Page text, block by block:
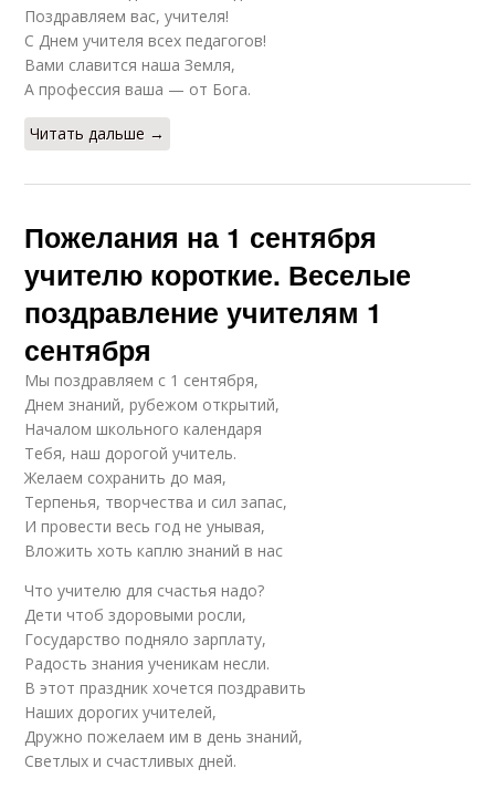
Поздравляем вас, учителя!
С Днем учителя всех педагогов!
Вами славится наша Земля,
А профессия ваша — от Бога.
Читать дальше →
Пожелания на 1 сентября
учителю короткие. Веселые
поздравление учителям 1
сентября
Мы поздравляем с 1 сентября,
Днем знаний, рубежом открытий,
Началом школьного календаря
Тебя, наш дорогой учитель.
Желаем сохранить до мая,
Терпенья, творчества и сил запас,
И провести весь год не унывая,
Вложить хоть каплю знаний в нас
Что учителю для счастья надо?
Дети чтоб здоровыми росли,
Государство подняло зарплату,
Радость знания ученикам несли.
В этот праздник хочется поздравить
Наших дорогих учителей,
Дружно пожелаем им в день знаний,
Светлых и счастливых дней.